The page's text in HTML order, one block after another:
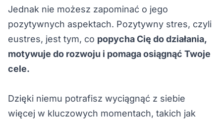
Jednak nie możesz zapominać o jego
pozytywnych aspektach. Pozytywny stres, czyli
eustres, jest tym, co popycha Cię do działania,
motywuje do rozwoju i pomaga osiągnąć Twoje
cele.
Dzięki niemu potrafisz wyciągnąć z siebie
więcej w kluczowych momentach, takich jak